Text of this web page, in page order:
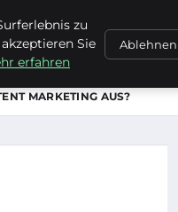
MARKETING AUS?
zu
Sie
erfahren
Ablehnen